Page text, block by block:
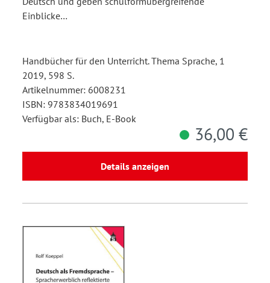
Einblicke…
Handbücher für den Unterricht. Thema Sprache, 1
2019, 598 S.
Artikelnummer: 6008231
ISBN: 9783834019691
Verfügbar als: Buch, E-Book
36,00 €
Details anzeigen